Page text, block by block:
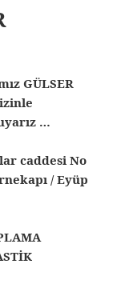
GÜLSER
…
caddesi No
/ Eyüp